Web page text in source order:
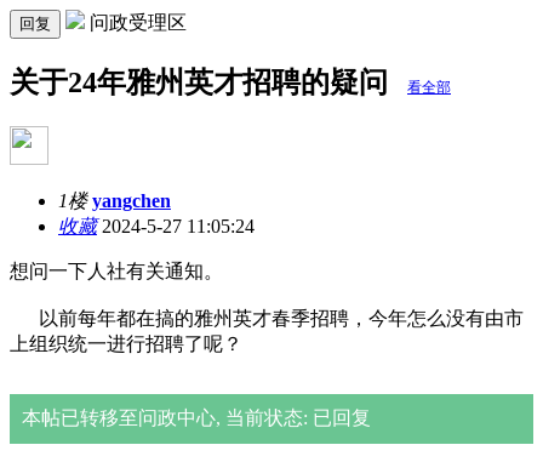
回复 问政受理区
关于24年雅州英才招聘的疑问 看全部
1楼 yangchen
收藏2024-5-27 11:05:24
想问一下人社有关通知。
以前每年都在搞的雅州英才春季招聘，今年怎么没有由市
上组织统一进行招聘了呢？
本帖已转移至问政中心, 当前状态: 已回复